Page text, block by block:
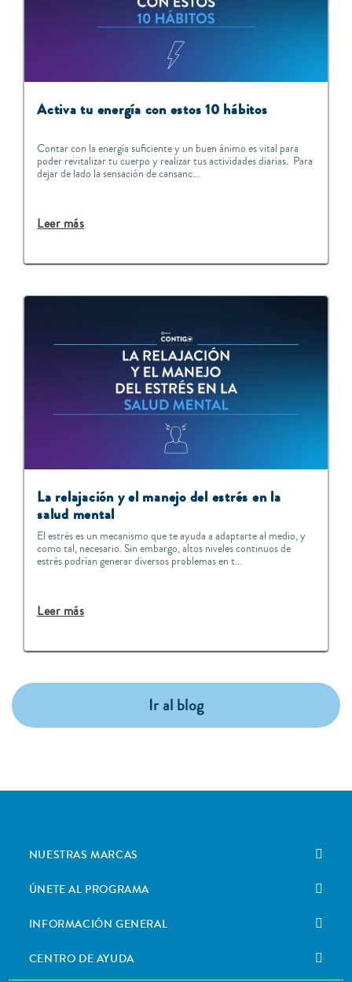
Activa tu energía con estos 10 hábitos
Contar con la energía suficiente y un buen ánimo es vital para
poder revitalizar tu cuerpo y realizar tus actividades diarias. Para
dejar de lado la sensación de cansanc...
Leer más
La relajación y el manejo del estrés en la
salud mental
El estrés es un mecanismo que te ayuda a adaptarte al medio, y
como tal, necesario. Sin embargo, altos niveles continuos de
estrés podrían generar diversos problemas en t...
Leer más
Ir al blog
NUESTRAS MARCAS
ÚNETE AL PROGRAMA
INFORMACIÓN GENERAL
CENTRO DE AYUDA